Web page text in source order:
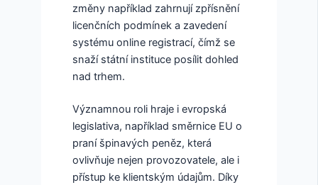
změny například zahrnují zpřísnění
licenčních podmínek a zavedení
systému online registrací, čímž se
snaží státní instituce posílit dohled
nad trhem.
Významnou roli hraje i evropská
legislativa, například směrnice EU o
praní špinavých peněz, která
ovlivňuje nejen provozovatele, ale i
přístup ke klientským údajům. Díky